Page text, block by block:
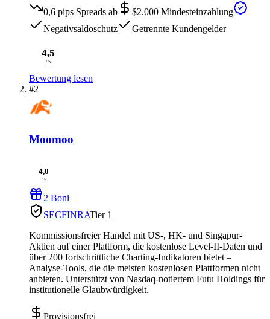
0,6 pips Spreads ab $2.000 Mindesteinzahlung
Negativsaldoschutz
Getrennte Kundengelder
4,5
/ 5
Bewertung lesen
#2
Moomoo
4,0
/ 5
2 Boni
SECFINRATier 1
Kommissionsfreier Handel mit US-, HK- und Singapur-
Aktien auf einer Plattform, die kostenlose Level-II-Daten und
über 200 fortschrittliche Charting-Indikatoren bietet –
Analyse-Tools, die die meisten kostenlosen Plattformen nicht
anbieten. Unterstützt von Nasdaq-notiertem Futu Holdings für
institutionelle Glaubwürdigkeit.
Provisionsfrei